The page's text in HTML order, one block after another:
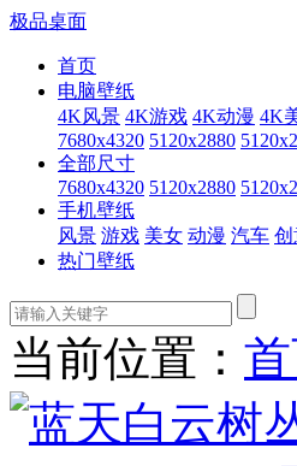
极品桌面
首页
电脑壁纸
4K风景 4K游戏 4K动漫 4K
7680x4320 5120x2880
全部尺寸
7680x4320 5120x2880
手机壁纸
风景 游戏 美女 动漫 汽车 创
热门壁纸
当前位置：